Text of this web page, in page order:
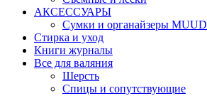
АКСЕССУАРЫ
Сумки и органайзеры MUUD
Стирка и уход
Книги журналы
Все для валяния
Шерсть
Спицы и сопутствующие